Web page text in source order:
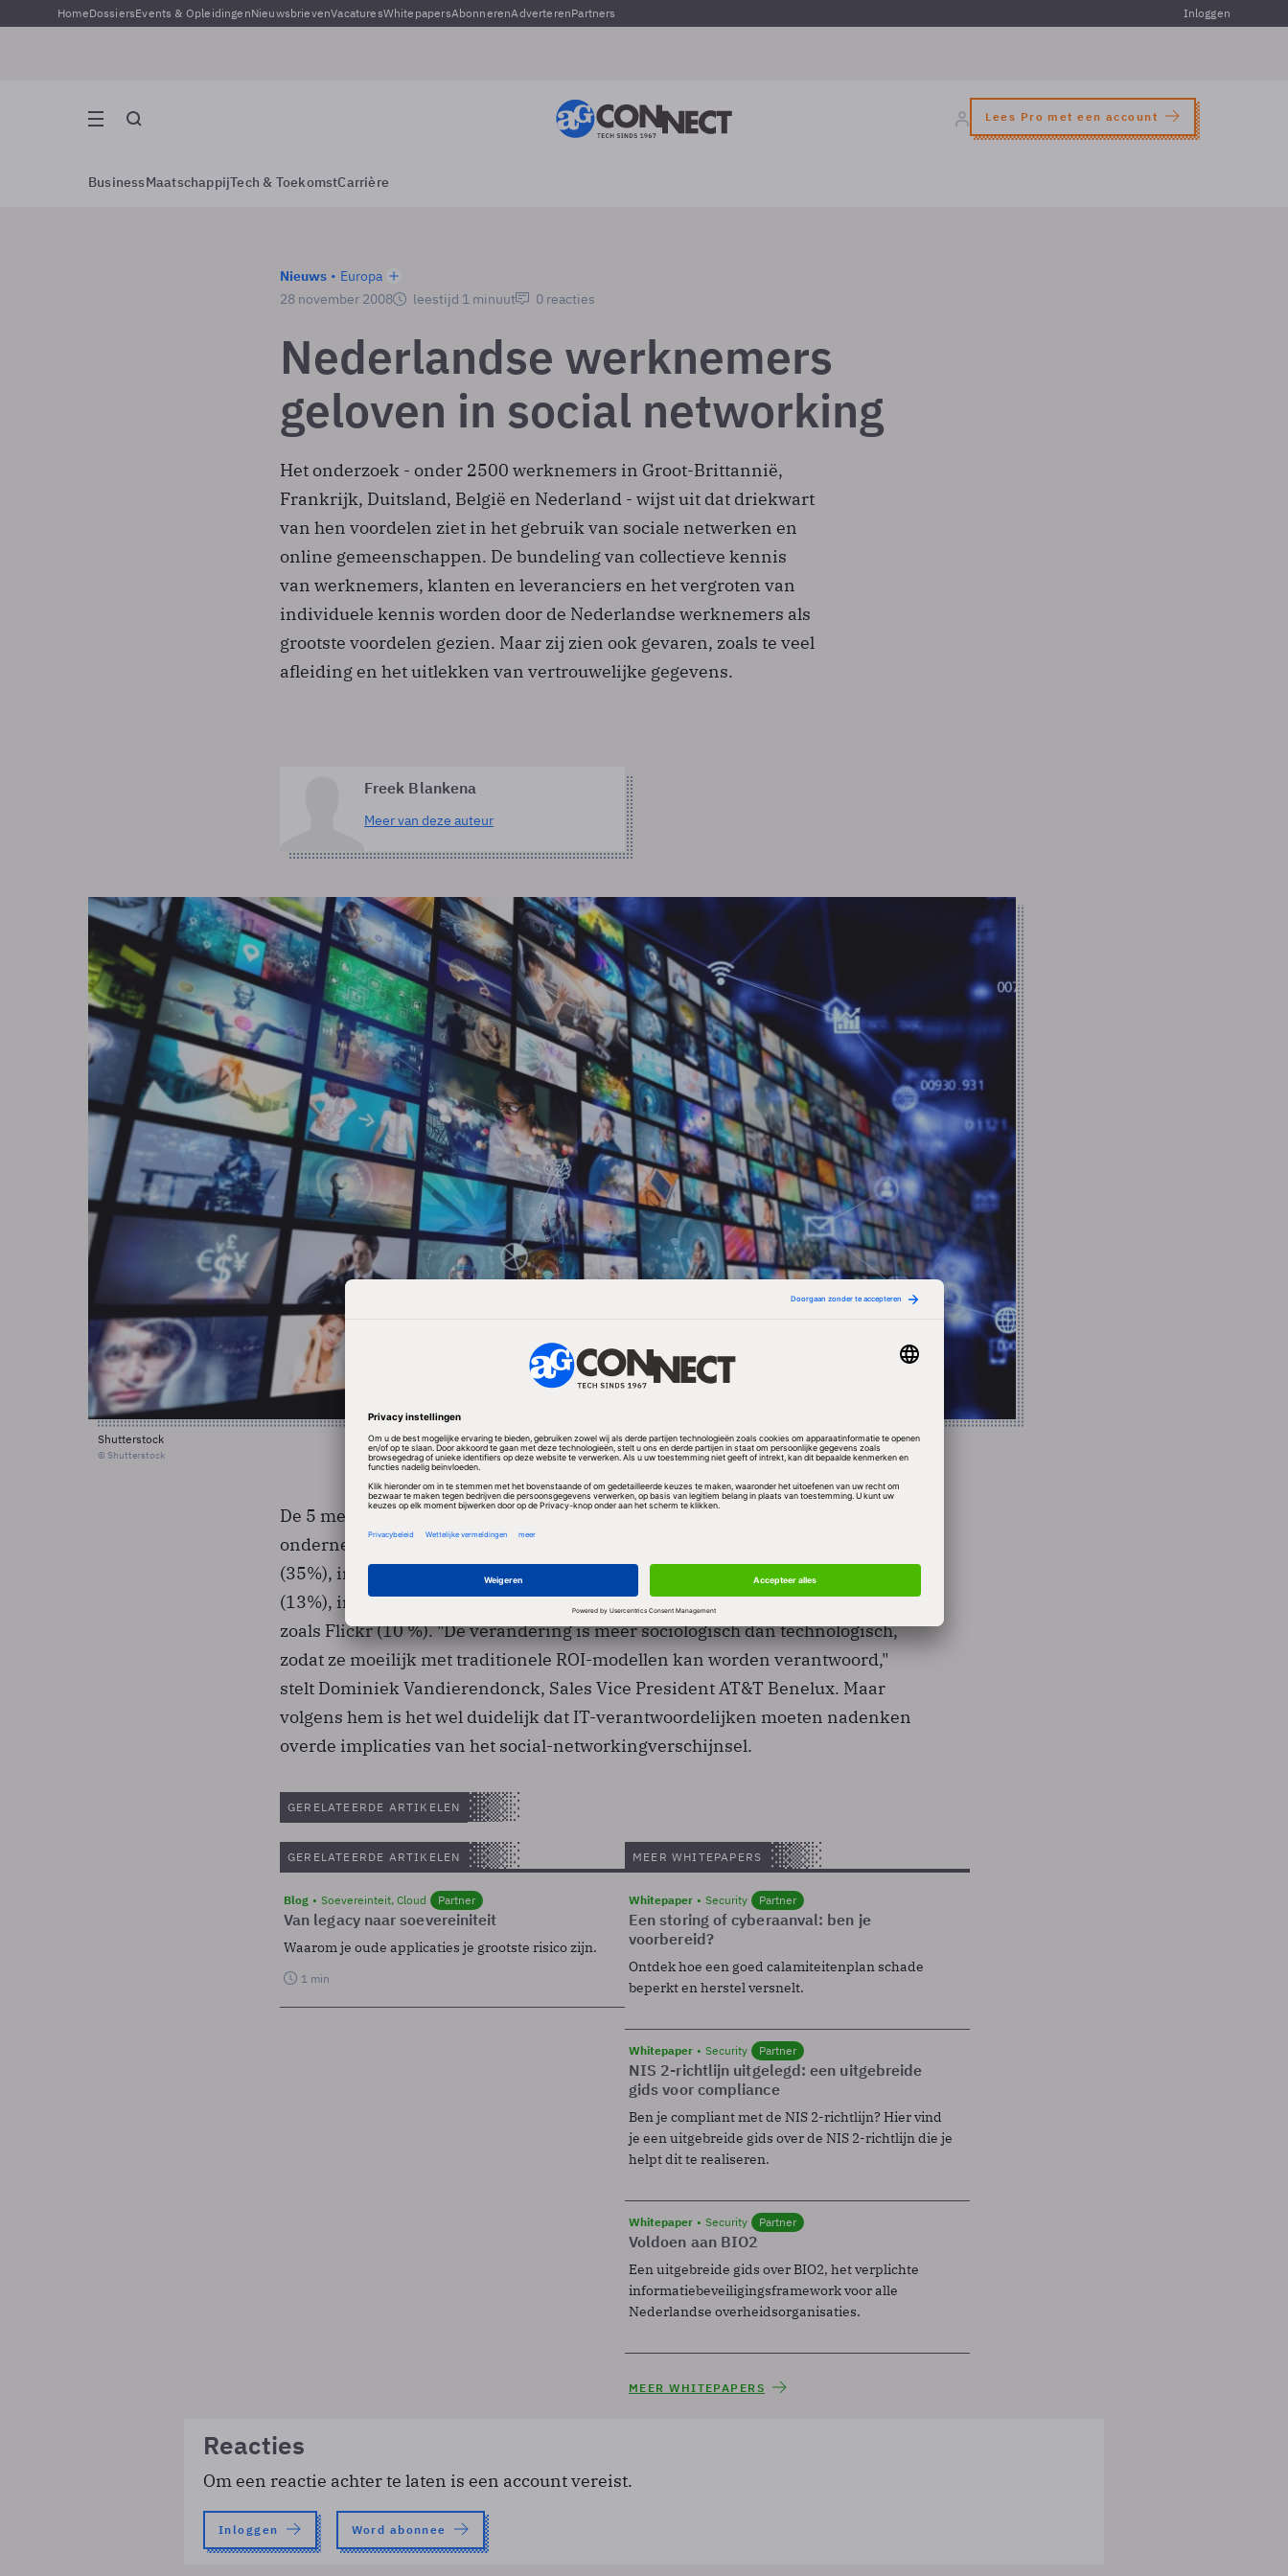
HomeDossiersEvents & OpleidingenNieuwsbrievenVacaturesWhitepapersAbonnerenAdverterenPartners Inloggen
Lees Pro met een account
BusinessMaatschappijTech & ToekomstCarrière
Nieuws
Europa
28 november 2008
leestijd 1 minuut 0 reacties
Nederlandse werknemers
geloven in social networking
Het onderzoek - onder 2500 werknemers in Groot-Brittannië,
Frankrijk, Duitsland, België en Nederland - wijst uit dat driekwart
van hen voordelen ziet in het gebruik van sociale netwerken en
online gemeenschappen. De bundeling van collectieve kennis
van werknemers, klanten en leveranciers en het vergroten van
individuele kennis worden door de Nederlandse werknemers als
grootste voordelen gezien. Maar zij zien ook gevaren, zoals te veel
afleiding en het uitlekken van vertrouwelijke gegevens.
Freek Blankena
Meer van deze auteur
Shutterstock
© Shutterstock
De 5 meest gebruikte tools voor social networking in de Nederlandse
ondernemingen zijn eigen samenwerkingsgerichte sites op het intranet
(35%), in eigen beheer gemaakte video, die via intranet wordt ontsloten
(13%), interne bedrijfsfora (12%), interne blogs (10%) en fotosites op het web,
zoals Flickr (10 %). "De verandering is meer sociologisch dan technologisch,
zodat ze moeilijk met traditionele ROI-modellen kan worden verantwoord,"
stelt Dominiek Vandierendonck, Sales Vice President AT&T Benelux. Maar
volgens hem is het wel duidelijk dat IT-verantwoordelijken moeten nadenken
overde implicaties van het social-networkingverschijnsel.
GERELATEERDE ARTIKELEN
GERELATEERDE ARTIKELEN
Blog Soevereinteit, Cloud Partner
Van legacy naar soevereiniteit
Waarom je oude applicaties je grootste risico zijn.
1 min
MEER WHITEPAPERS
Whitepaper Security Partner
Een storing of cyberaanval: ben je
voorbereid?
Ontdek hoe een goed calamiteitenplan schade
beperkt en herstel versnelt.
Whitepaper Security Partner
NIS 2-richtlijn uitgelegd: een uitgebreide
gids voor compliance
Ben je compliant met de NIS 2-richtlijn? Hier vind
je een uitgebreide gids over de NIS 2-richtlijn die je
helpt dit te realiseren.
Whitepaper Security Partner
Voldoen aan BIO2
Een uitgebreide gids over BIO2, het verplichte
informatiebeveiligingsframework voor alle
Nederlandse overheidsorganisaties.
MEER WHITEPAPERS
Reacties
Om een reactie achter te laten is een account vereist.
Inloggen Word abonnee